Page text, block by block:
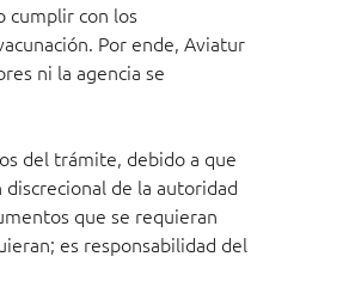
cumplir con los
Por ende, Aviatur
ni la agencia se
del trámite, debido a que
de la autoridad
que se requieran
es responsabilidad del